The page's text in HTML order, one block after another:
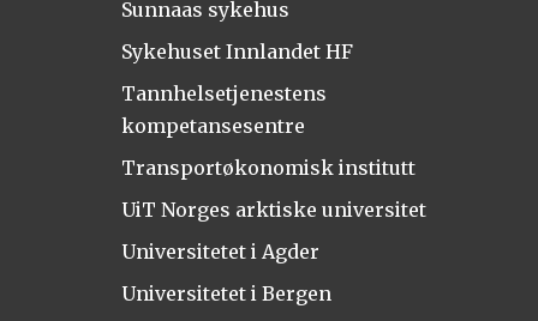
Sunnaas sykehus
Sykehuset Innlandet HF
Tannhelsetjenestens
kompetansesentre
Transportøkonomisk institutt
UiT Norges arktiske universitet
Universitetet i Agder
Universitetet i Bergen